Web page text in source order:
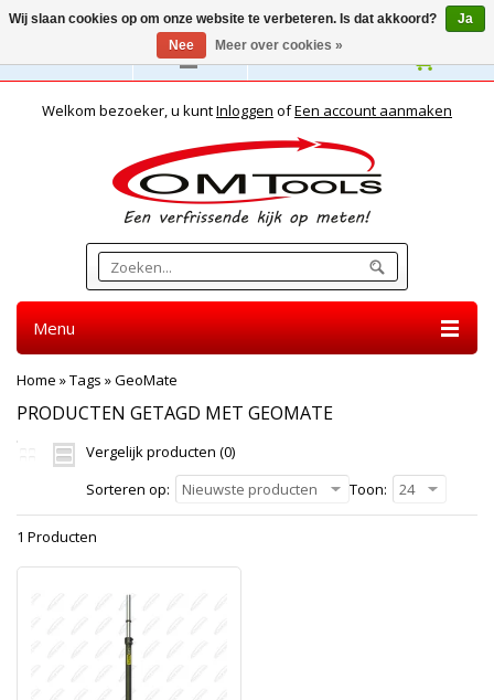
Nederlands
Welkom bezoeker, u kuntInloggen ofEen account aanmaken
Menu
Home »Tags »GeoMate
PRODUCTEN GETAGD MET GEOMATE
Vergelijk producten (0)
Sorteren op:
Nieuwste producten Toon: 24
1 Producten
Wij slaan cookies op om onze website te verbeteren. Is dat akkoord?
Ja
Nee
Meer over cookies »